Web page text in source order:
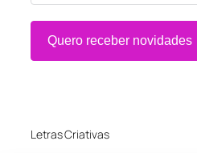
Quero receber novidades
Letras Criativas